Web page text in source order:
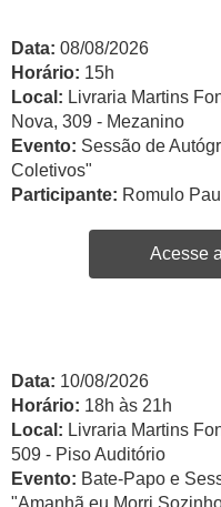
Data: 08/08/2026
Horário: 15h
Local: Livraria Martins
Nova, 309 - Mezanino
Evento: Sessão de
Coletivos"
Participante: Romulo
Acesse
Data: 10/08/2026
Horário: 18h às 21h
Local: Livraria Martins
509 - Piso Auditório
Evento: Bate-Papo e
"Amanhã eu Morri